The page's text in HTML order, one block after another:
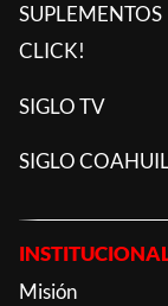
SUPLEMENTOS
CLICK!
SIGLO TV
SIGLO
Misión